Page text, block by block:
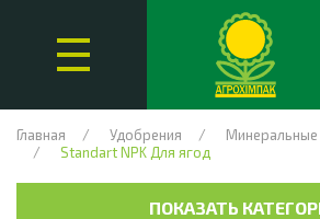
Главная Удобрения
Минеральные
Standart NPK Для ягод
ПОКАЗАТЬ